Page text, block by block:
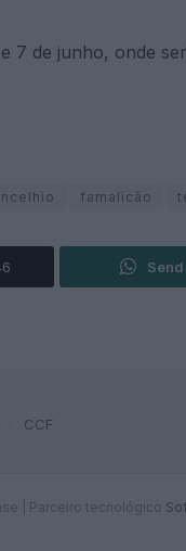
7 de junho, onde
famalicão
Send
CCF
| Parceiro tecnológico